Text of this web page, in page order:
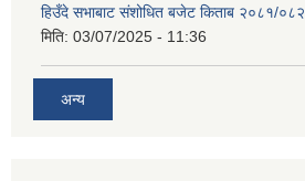
हिउँदे सभाबाट संशोधित बजेट किताब २०८१/०८२
मिति: 03/07/2025 - 11:36
अन्य